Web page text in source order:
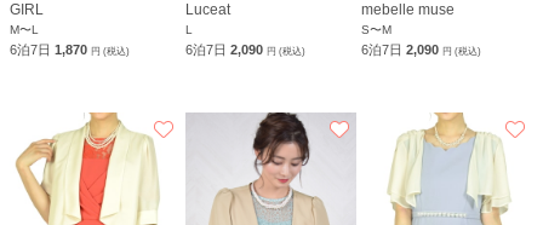
GIRL
M〜L
6泊7日 1,870 円 (税込)
Luceat
L
6泊7日2,090円 (税込)
mebelle muse
S〜M
6泊7日2,090円 (税込)